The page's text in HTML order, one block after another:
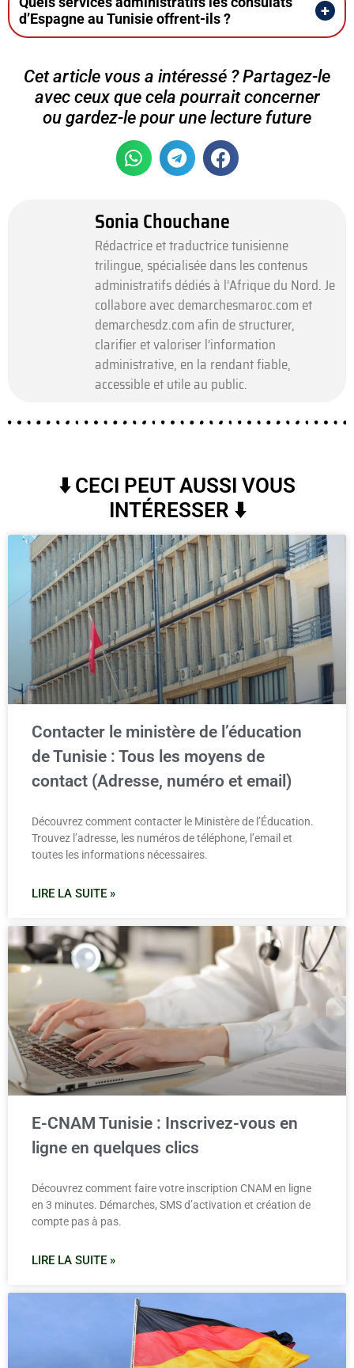
d’Espagne au Tunisie offrent-ils ?
Cet article vous a intéressé ? Partagez-le
avec ceux que cela pourrait concerner
ou gardez-le pour une lecture future
Sonia Chouchane
Rédactrice et traductrice tunisienne
trilingue, spécialisée dans les contenus
administratifs dédiés à l’Afrique du Nord. Je
collabore avec demarchesmaroc.com et
demarchesdz.com afin de structurer,
clarifier et valoriser l’information
administrative, en la rendant fiable,
accessible et utile au public.
⬇️ CECI PEUT AUSSI VOUS
INTÉRESSER ⬇️
Contacter le ministère de l’éducation
de Tunisie : Tous les moyens de
contact (Adresse, numéro et email)
Découvrez comment contacter le Ministère de l’Éducation.
Trouvez l’adresse, les numéros de téléphone, l’email et
toutes les informations nécessaires.
LIRE LA SUITE »
E-CNAM Tunisie : Inscrivez-vous en
ligne en quelques clics
Découvrez comment faire votre inscription CNAM en ligne
en 3 minutes. Démarches, SMS d’activation et création de
compte pas à pas.
LIRE LA SUITE »